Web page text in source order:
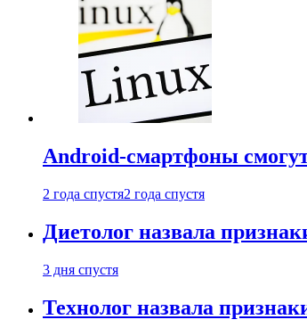
Android-смартфоны
2 года спустя2 года спустя
Диетолог назвала
3 дня спустя
Технолог назвала